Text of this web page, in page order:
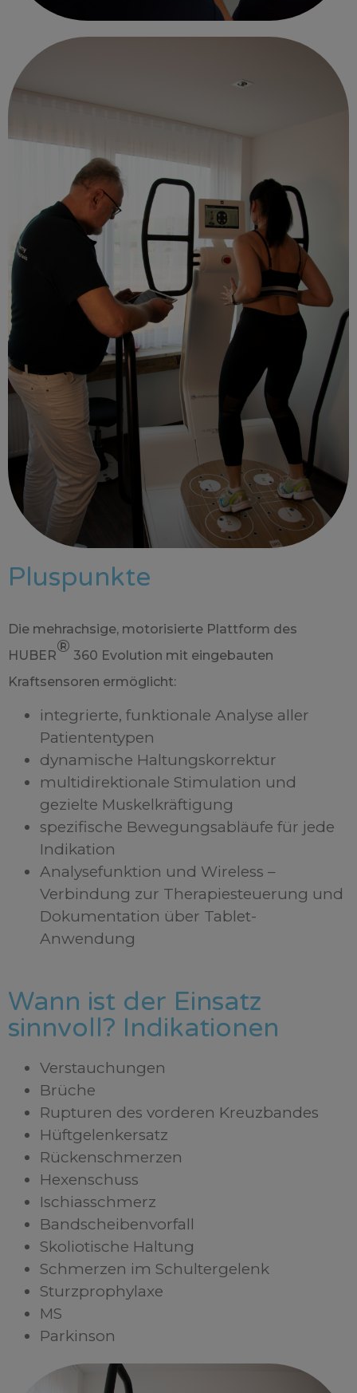
Pluspunkte
Die mehrachsige, motorisierte Plattform des
HUBER® 360 Evolution mit eingebauten
Kraftsensoren ermöglicht:
integrierte, funktionale Analyse aller
Patiententypen
dynamische Haltungskorrektur
multidirektionale Stimulation und
gezielte Muskelkräftigung
spezifische Bewegungsabläufe für jede
Indikation
Analysefunktion und Wireless –
Verbindung zur Therapiesteuerung und
Dokumentation über Tablet-
Anwendung
Wann ist der Einsatz
sinnvoll? Indikationen
Verstauchungen
Brüche
Rupturen des vorderen Kreuzbandes
Hüftgelenkersatz
Rückenschmerzen
Hexenschuss
Ischiasschmerz
Bandscheibenvorfall
Skoliotische Haltung
Schmerzen im Schultergelenk
Sturzprophylaxe
MS
Parkinson